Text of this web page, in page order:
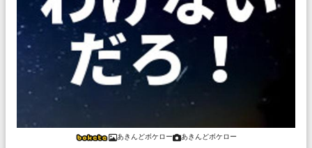
あきんどボケロー あきんどボケロー